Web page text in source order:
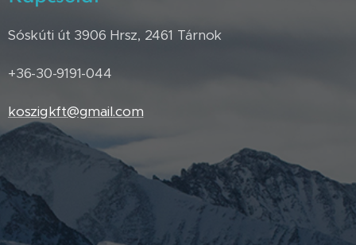
Sóskúti út 3906 Hrsz, 2461 Tárnok
+36-30-9191-044
koszigkft@gmail.com